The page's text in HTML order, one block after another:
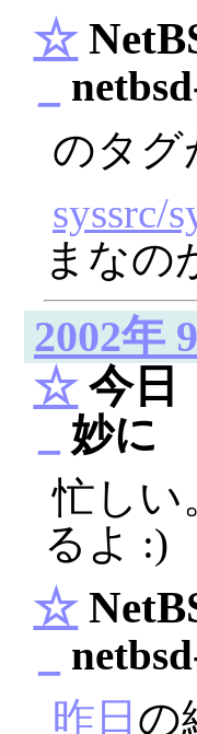
☆
のタグ
syssrc/
まなの
2002年
☆今日
妙に
忙しい
るよ :)
☆
昨日 の